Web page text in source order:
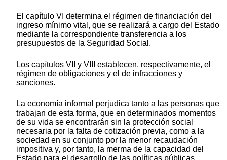
El capítulo VI determina el régimen de financiación del
ingreso mínimo vital, que se realizará a cargo del Estado
mediante la correspondiente transferencia a los
presupuestos de la Seguridad Social.
Los capítulos VII y VIII establecen, respectivamente, el
régimen de obligaciones y el de infracciones y
sanciones.
La economía informal perjudica tanto a las personas que
trabajan de esta forma, que en determinados momentos
de su vida se encontrarán sin la protección social
necesaria por la falta de cotización previa, como a la
sociedad en su conjunto por la menor recaudación
impositiva y, por tanto, la merma de la capacidad del